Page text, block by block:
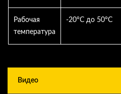
Рабочая
температура
-20°C до 50°C
Видео